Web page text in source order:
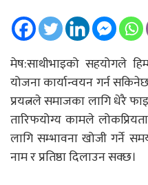
मेष:साथीभाइको सहयोगले
योजना कार्यान्वयन गर्न
प्रयत्नले समाजका लागि धेरै
तारिफयोग्य कामले
लागि सम्भावना खोजी गर्ने
नाम र प्रतिष्ठा दिलाउन सक्छ।